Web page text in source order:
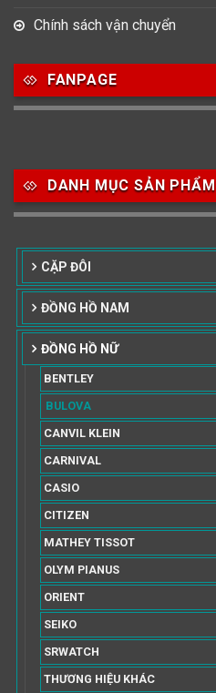
Chính sách vận chuyển
FANPAGE
DANH MỤC SẢN PHẨM
CẶP ĐÔI
ĐỒNG HỒ NAM
ĐỒNG HỒ NỮ
BENTLEY
BULOVA
CANVIL KLEIN
CARNIVAL
CASIO
CITIZEN
MATHEY TISSOT
OLYM PIANUS
ORIENT
SEIKO
SRWATCH
THƯƠNG HIỆU KHÁC